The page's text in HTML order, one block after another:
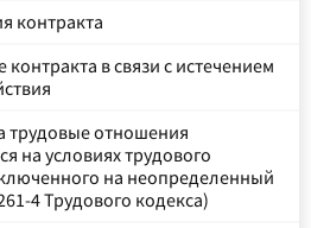
контракта
в связи с истечением
трудовые отношения
на условиях трудового
на неопределенный
4 Трудового кодекса)